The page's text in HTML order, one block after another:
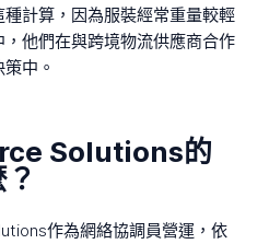
計算，因為服裝經常重量較輕
他們在與跨境物流供應商合作
中。
Solutions的
作為網絡協調員營運，依